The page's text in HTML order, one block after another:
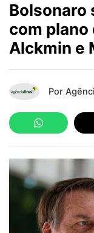
Bolsonaro
com plano
Alckmin e
Por